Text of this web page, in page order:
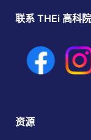
联系 THEi 高科院
资源